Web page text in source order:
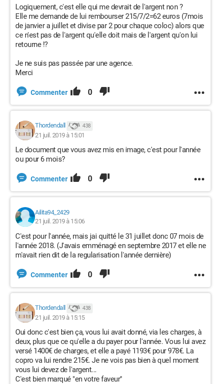
Logiquement, c'est elle qui me devrait de l'argent non ?
Elle me demande de lui rembourser 215/7/2=62 euros (7mois
de janvier a juillet et divise par 2 pour chaque coloc) alors que
ce n'est pas de l'argent qu'elle doit mais de l'argent qu'on lui
retourne !?
Je ne suis pas passée par une agence.
Merci
Commenter 0
Thordendall 438
21 juil. 2019 à 15:01
Le document que vous avez mis en image, c'est pour l'année
ou pour 6 mois?
Commenter 0
Ailita94_2429
21 juil. 2019 à 15:06
C'est pour l'année, mais jai quitté le 31 juillet donc 07 mois de
l'année 2018. (J'avais emménagé en septembre 2017 et elle ne
m'avait rien dit de la regularisation l'année dernière)
Commenter 0
Thordendall 438
21 juil. 2019 à 15:15
Oui donc c'est bien ça, vous lui avait donné, via les charges, à
deux, plus que ce qu'elle a du payer pour l'année. Vous lui avez
versé 1400€ de charges, et elle a payé 1193€ pour 978€. La
copro va lui rendre 215€. Je ne vois pas bien à quel moment
vous lui devez de l'argent...
C'est bien marqué "en votre faveur"